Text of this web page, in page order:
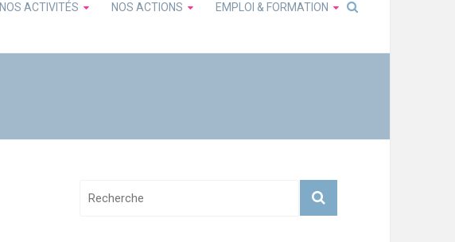
NOS ACTIVITÉS NOS ACTIONS EMPLOI & FORMATION